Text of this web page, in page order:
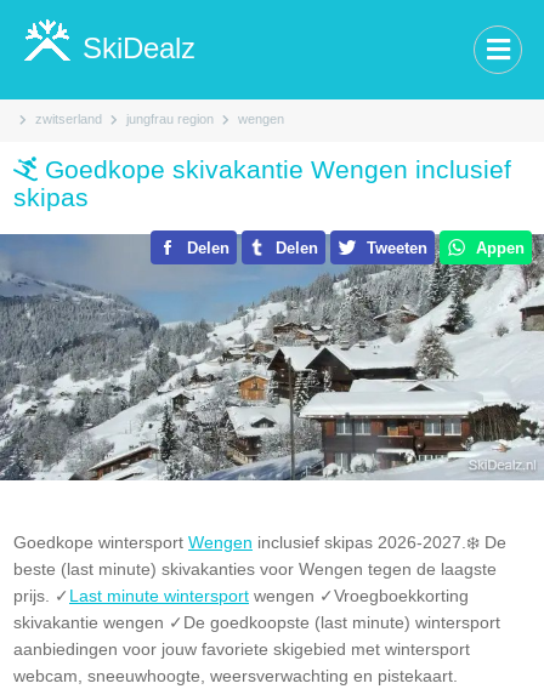
zwitserland jungfrau region wengen
SkiDealz
Goedkope skivakantie Wengen inclusief
skipas
Delen Delen Tweeten Appen
Goedkope wintersport Wengen inclusief skipas 2026-2027.❄️ De
beste (last minute) skivakanties voor Wengen tegen de laagste
prijs. ✓ Last minute wintersport wengen ✓Vroegboekkorting
skivakantie wengen ✓De goedkoopste (last minute) wintersport
aanbiedingen voor jouw favoriete skigebied met wintersport
webcam, sneeuwhoogte, weersverwachting en pistekaart.